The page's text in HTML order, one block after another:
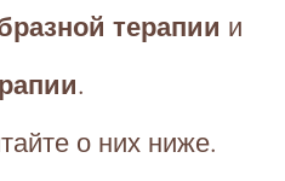
терапии и
.
о них ниже.